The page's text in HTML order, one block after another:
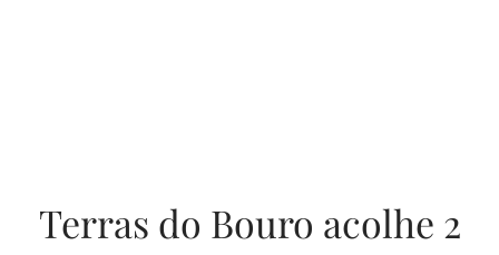
Terras do Bouro acolhe 2